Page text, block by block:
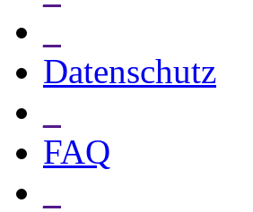
Datenschutz
FAQ